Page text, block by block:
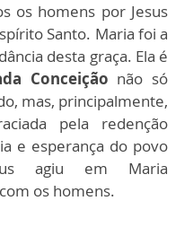
os homens por Jesus
Santo. Maria foi a
desta graça. Ela é
Conceição não só
mas, principalmente,
pela redenção
e esperança do povo
agiu em Maria
os homens.